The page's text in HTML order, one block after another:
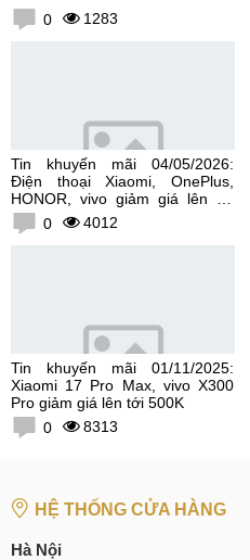
0 1283
Tin khuyến mãi 04/05/2026:
Điện thoại Xiaomi, OnePlus,
HONOR, vivo giảm giá lên tới
300K0 4012
Tin khuyến mãi 01/11/2025:
Xiaomi 17 Pro Max, vivo X300
Pro giảm giá lên tới 500K
0
8313
HỆ THỐNG CỬA HÀNG
Hà Nội